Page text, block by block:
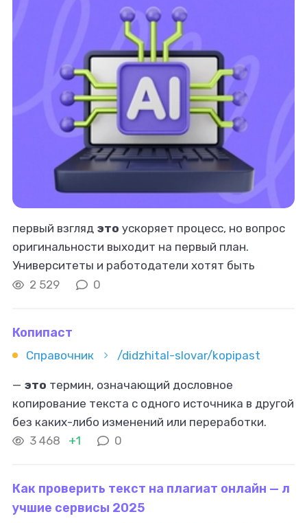
первый взгляд это ускоряет процесс, но вопрос
оригинальности выходит на первый план.
Университеты и работодатели хотят быть
уверены в достоверности работы. Речь идёт не
2 529 0
Копипаст
Справочник /didzhital-slovar/kopipast
— это термин, означающий дословное
копирование текста с одного источника в другой
без каких-либо изменений или переработки.
Этот метод широко используется в интернете,
3 468 +1 0
Как проверить текст на плагиат онлайн — л
учшие сервисы 2025